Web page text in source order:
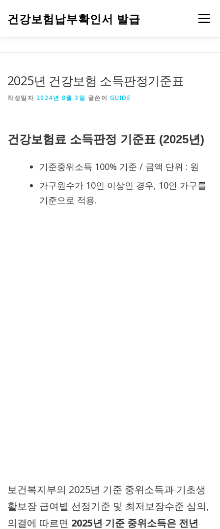
건강보험납부확인서 발급 메뉴
2025년 건강보험 소득판정기준표
작성일자 2024년 8월 3일 글쓴이 GUIDE
건강보험료 소득판정 기준표 (2025년)
기준중위소득 100% 기준 / 금액 단위 : 원
가구원수가 10인 이상인 경우, 10인 가구를
기준으로 적용.
보건복지부의 2025년 기준 중위소득과 기초생
활보장 급여별 선정기준 및 최저보장수준 심의,
의결에 따르면 2025년 기준 중위소득은 전년